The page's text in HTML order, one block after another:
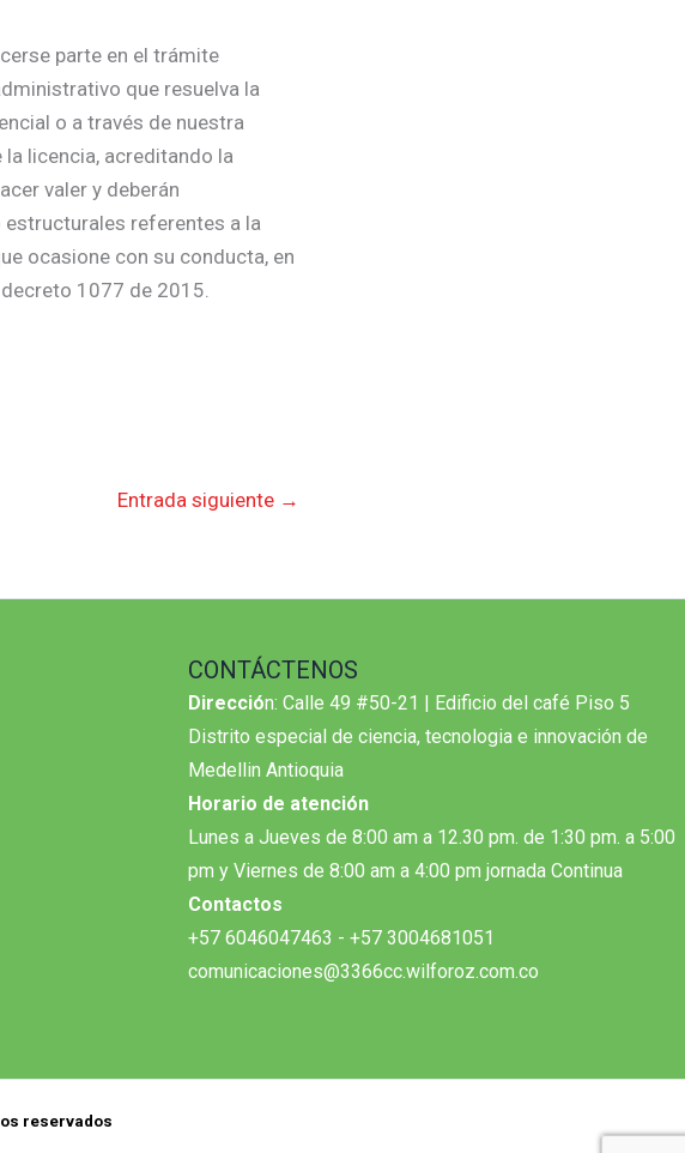
parte en el trámite
que resuelva la
o a través de nuestra
licencia, acreditando la
valer y deberán
referentes a la
ocasione con su conducta, en
1077 de 2015.
Entrada siguiente →
CONTÁCTENOS
Dirección: Calle 49 #50-21 | Edificio del café Piso 5
Distrito especial de ciencia, tecnologia e innovación de
Medellin Antioquia
Horario de atención
Lunes a Jueves de 8:00 am a 12.30 pm. de 1:30 pm. a 5:00
pm y Viernes de 8:00 am a 4:00 pm jornada Continua
Contactos
+57 6046047463 - +57 3004681051
comunicaciones@3366cc.wilforoz.com.co
reservados